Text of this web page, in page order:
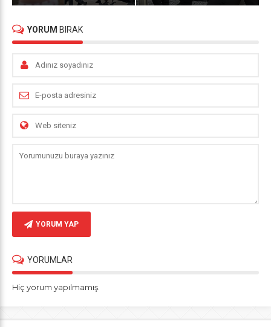
YORUM BIRAK
YORUM YAP
YORUMLAR
Hiç yorum yapılmamış.